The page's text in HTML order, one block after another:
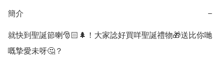
簡介 −
就快到聖誕節喇🎅🏻🌲！大家諗好買咩聖誕禮物🎁送比你哋
嘅摯愛未呀🤔？